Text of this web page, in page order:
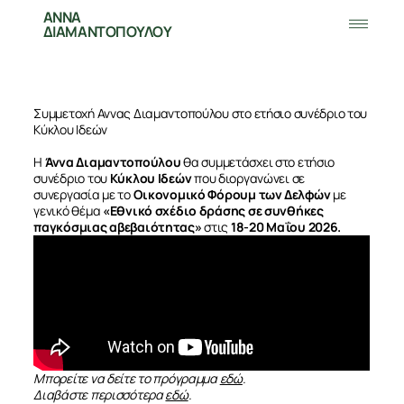
ΣΧΕΤΙΚΑ
ΝΕΑ
ΑΝΝΑ
ΔΙΑΜΑΝΤΟΠΟΥΛΟΥ
Συμμετοχή Αννας Διαμαντοπούλου στο ετήσιο συνέδριο του
Κύκλου Ιδεών
Η Άννα Διαμαντοπούλουθα συμμετάσχει στο ετήσιο
συνέδριο του Κύκλου Ιδεώνπου διοργανώνει σε
συνεργασία με τοΟικονομικό Φόρουμ των Δελφώνμε
γενικό θέμα «Εθνικό σχέδιο δράσης σε συνθήκες
παγκόσμιας αβεβαιότητας»στις 18-20 Μαΐου 2026.
Μπορείτε να δείτε το πρόγραμμαεδώ.
Διαβάστε περισσότεραεδώ.